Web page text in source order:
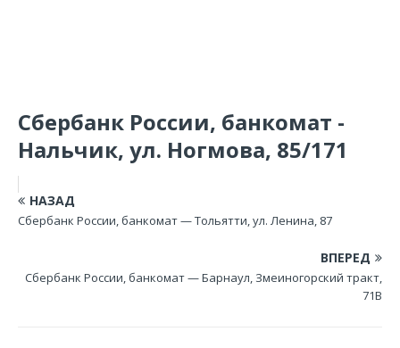
Сбербанк России, банкомат -
Нальчик, ул. Ногмова, 85/171
НАЗАД
Сбербанк России, банкомат — Тольятти, ул. Ленина, 87
ВПЕРЕД
Сбербанк России, банкомат — Барнаул, Змеиногорский тракт,
71В